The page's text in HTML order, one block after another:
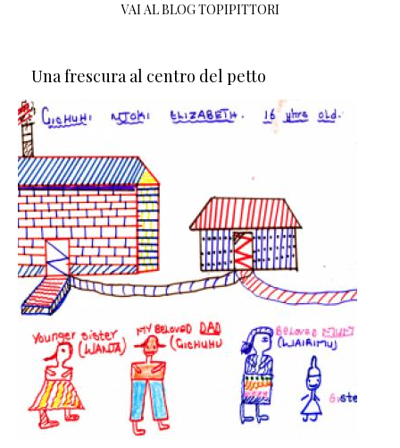
VAI AL BLOG TOPIPITTORI
Una frescura al centro del petto